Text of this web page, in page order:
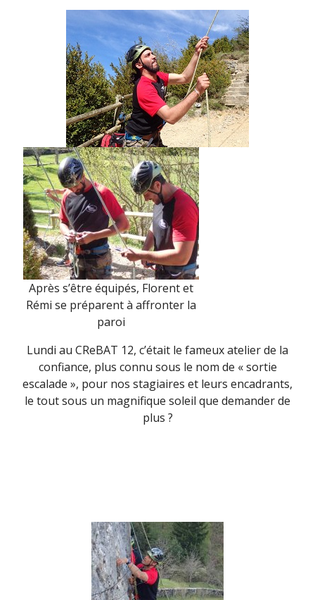
Après s’être équipés, Florent et
Rémi se préparent à affronter la
paroi
Lundi au CReBAT 12, c’était le fameux atelier de la
confiance, plus connu sous le nom de « sortie
escalade », pour nos stagiaires et leurs encadrants,
le tout sous un magnifique soleil que demander de
plus ?